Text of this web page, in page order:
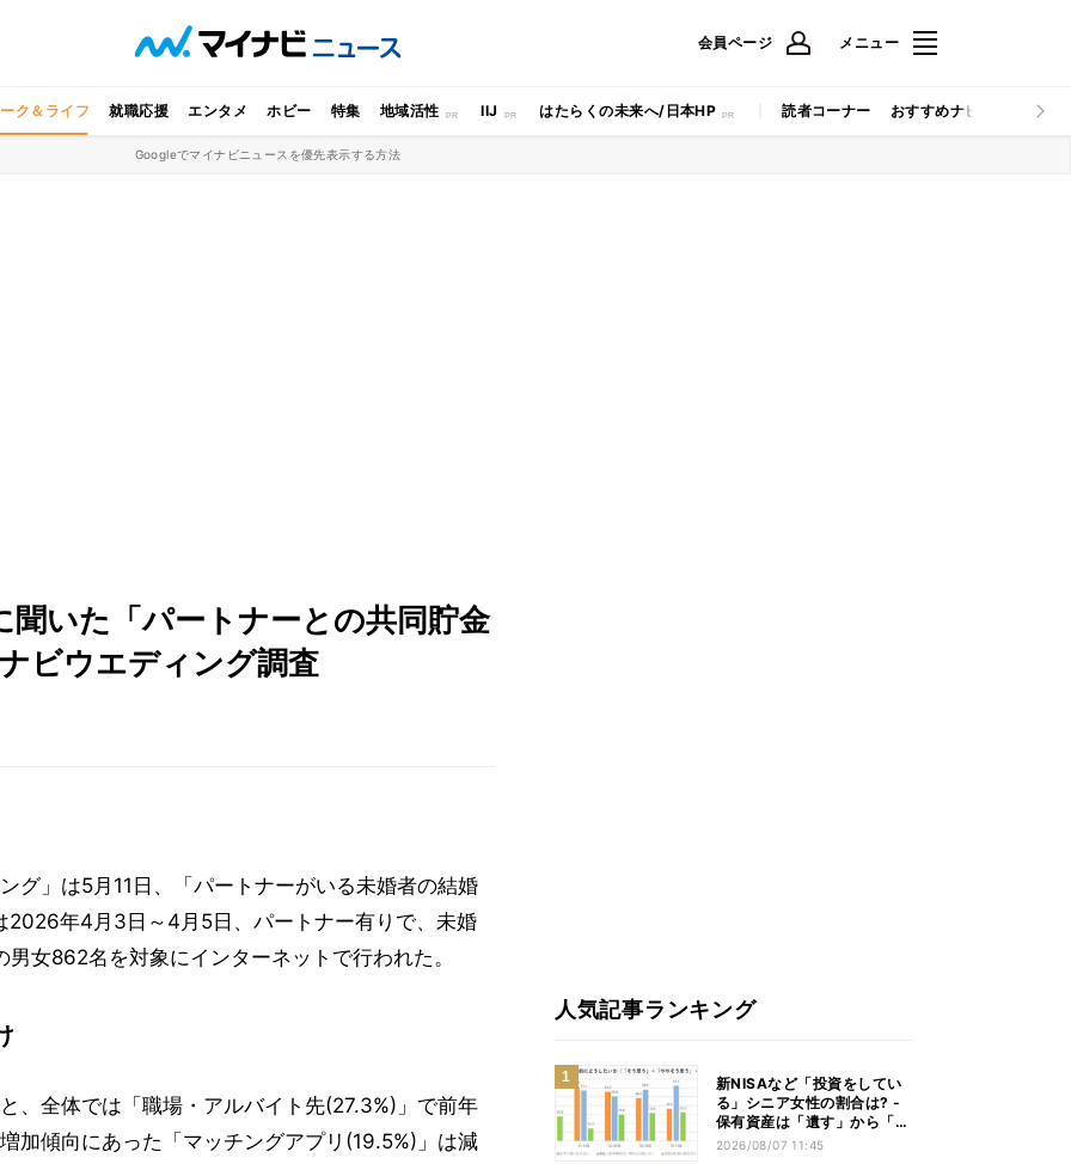
会員ページ メニュー
ク＆ライフ 就職応援 エンタメ ホビー 特集 地域活性 IIJ はたらくの未来へ/日本HP 読者コーナー おすすめナビ マイナビ
Googleでマイナビニュースを優先表示する方法
いた「パートナーとの共同貯金
ビウエディング調査
グ」は5月11日、「パートナーがいる未婚者の結婚
年4月3日～4月5日、パートナー有りで、未婚
女862名を対象にインターネットで行われた。
、全体では「職場・アルバイト先(27.3%)」で前年
加傾向にあった「マッチングアプリ(19.5%)」は減
人気記事ランキング
新NISAなど「投資をしてい
る」シニア女性の割合は? -
保有資産は「遺す」から「使
い切る」へ価値観がシフトか
2026/08/07 11:45